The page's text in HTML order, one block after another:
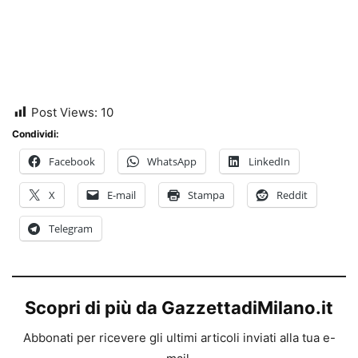
Post Views: 10
Condividi:
Facebook WhatsApp LinkedIn
X E-mail Stampa Reddit
Telegram
Scopri di più da GazzettadiMilano.it
Abbonati per ricevere gli ultimi articoli inviati alla tua e-